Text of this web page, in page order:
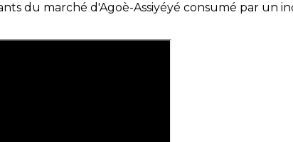
du marché d'Agoè-Assiyéyé consumé par un